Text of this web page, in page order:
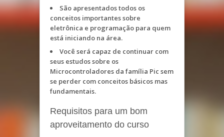
São apresentados todos os
conceitos importantes sobre
eletrônica e programação para quem
está iniciando na área.
Você será capaz de continuar com
seus estudos sobre os
Microcontroladores da família Pic sem
se perder com conceitos básicos mas
fundamentais.
Requisitos para um bom
aproveitamento do curso